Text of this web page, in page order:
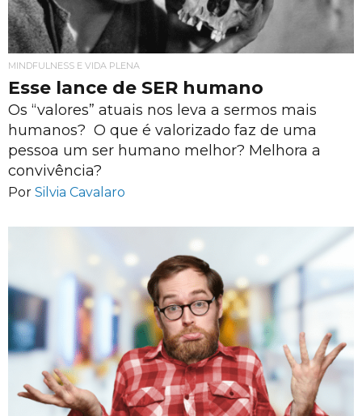
MINDFULNESS E VIDA PLENA
Esse lance de SER humano
Os “valores” atuais nos leva a sermos mais
humanos? O que é valorizado faz de uma
pessoa um ser humano melhor? Melhora a
convivência?
Por Silvia Cavalaro